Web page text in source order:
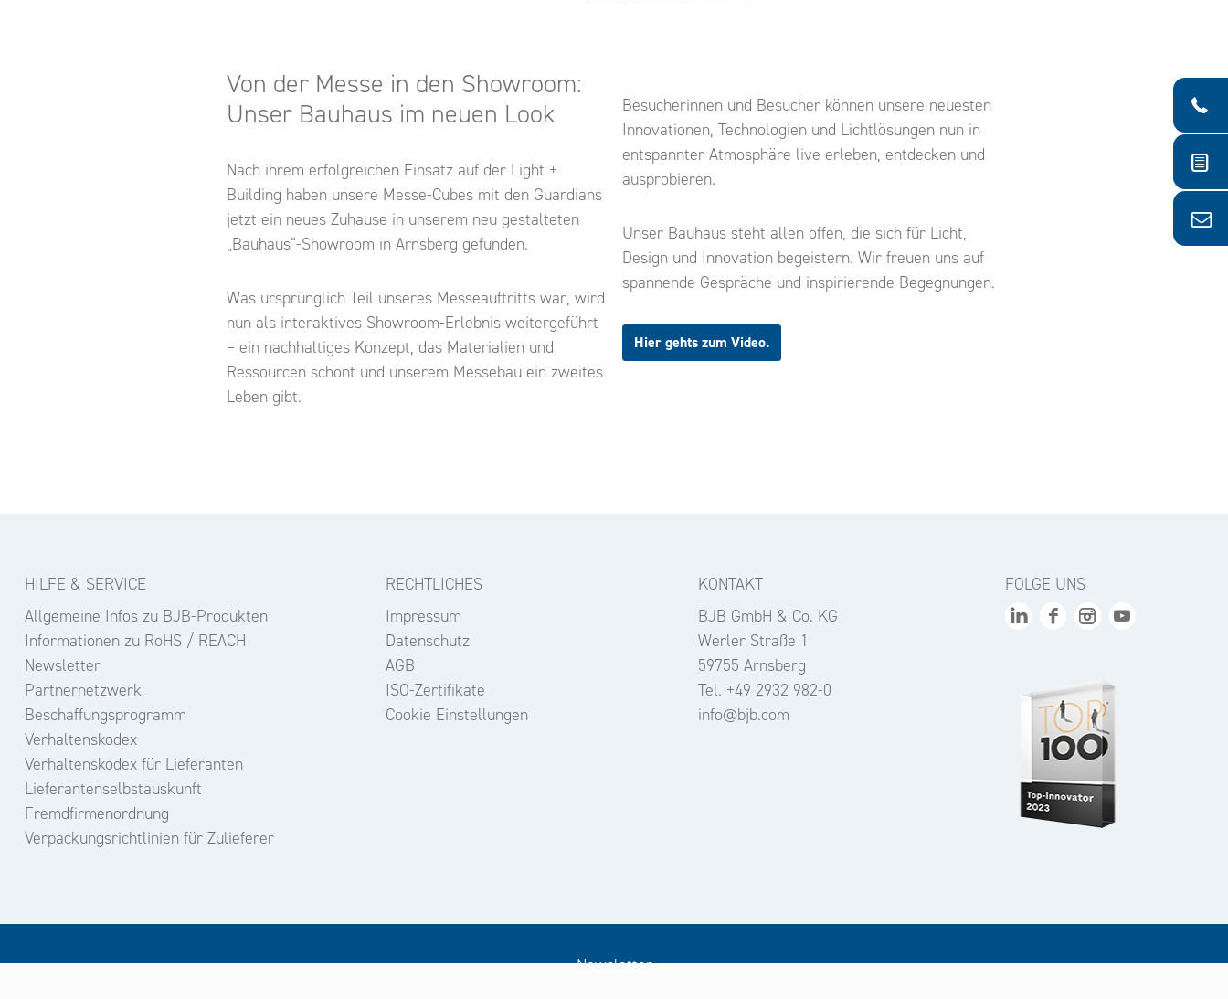
Von der Messe in den Showroom:
Unser Bauhaus im neuen Look
Nach ihrem erfolgreichen Einsatz auf der Light +
Building haben unsere Messe-Cubes mit den Guardians
jetzt ein neues Zuhause in unserem neu gestalteten
„Bauhaus“-Showroom inArnsberg gefunden.
Was ursprünglich Teil unseres Messeauftritts war, wird
nun als interaktives Showroom-Erlebnis weitergeführt
– ein nachhaltiges Konzept, das Materialien und
Ressourcen schont und unserem Messebau ein zweites
Leben gibt.
Besucherinnen und Besucher können unsere neuesten
Innovationen, Technologien und Lichtlösungen nun in
entspannter Atmosphäre live erleben, entdecken und
ausprobieren.
Unser Bauhaus steht allen offen, die sich für Licht,
Design und Innovation begeistern. Wir freuen uns auf
spannende Gespräche und inspirierende Begegnungen.
Hier gehts zum Video.
HILFE & SERVICE
Allgemeine Infos zu BJB-Produkten
Informationen zu RoHS / REACH
Newsletter
Partnernetzwerk
Beschaffungsprogramm
Verhaltenskodex
Verhaltenskodex für Lieferanten
Lieferantenselbstauskunft
Fremdfirmenordnung
Verpackungsrichtlinien für Zulieferer
RECHTLICHES
Impressum
Datenschutz
AGB
ISO-Zertifikate
Cookie Einstellungen
KONTAKT
BJB GmbH & Co. KG
Werler Straße 1
59755 Arnsberg
Tel. +49 2932 982-0
info@bjb.com
FOLGE UNS
Newsletter